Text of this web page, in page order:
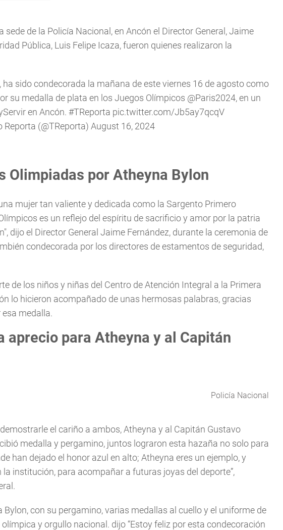
de la Policía Nacional, en Ancón el Director General, Jaime
Pública, Luis Felipe Icaza, fueron quienes realizaron la
sido condecorada la mañana de este viernes 16 de agosto como
su medalla de plata en los Juegos Olímpicos @Paris2024, en un
en Ancón. #TReporta pic.twitter.com/Jb5ay7qcqV
Reporta (@TReporta) August 16, 2024
Olimpiadas por Atheyna Bylon
mujer tan valiente y dedicada como la Sargento Primero
es un reflejo del espíritu de sacrificio y amor por la patria
dijo el Director General Jaime Fernández, durante la ceremonia de
condecorada por los directores de estamentos de seguridad,
de los niños y niñas del Centro de Atención Integral a la Primera
lo hicieron acompañado de unas hermosas palabras, gracias
medalla.
aprecio para Atheyna y al Capitán
Policía Nacional
el cariño a ambos, Atheyna y al Capitán Gustavo
medalla y pergamino, juntos lograron esta hazaña no solo para
han dejado el honor azul en alto; Atheyna eres un ejemplo, y
institución, para acompañar a futuras joyas del deporte”,
con su pergamino, varias medallas al cuello y el uniforme de
y orgullo nacional. dijo “Estoy feliz por esta condecoración